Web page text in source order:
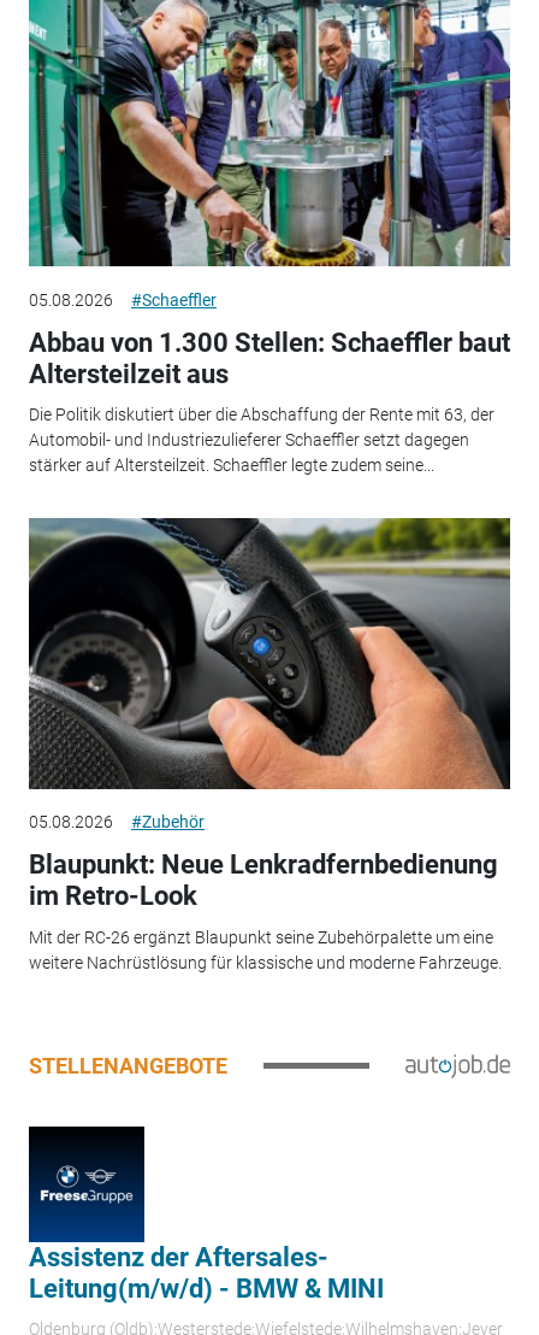
05.08.2026 #Schaeffler
Abbau von 1.300 Stellen: Schaeffler baut
Altersteilzeit aus
Die Politik diskutiert über die Abschaffung der Rente mit 63, der
Automobil- und Industriezulieferer Schaeffler setzt dagegen
stärker auf Altersteilzeit. Schaeffler legte zudem seine...
05.08.2026 #Zubehör
Blaupunkt: Neue Lenkradfernbedienung
im Retro-Look
Mit der RC-26 ergänzt Blaupunkt seine Zubehörpalette um eine
weitere Nachrüstlösung für klassische und moderne Fahrzeuge.
STELLENANGEBOTE
Assistenz der Aftersales-
Leitung(m/w/d) - BMW & MINI
Oldenburg (Oldb);Westerstede;Wiefelstede;Wilhelmshaven;Jever